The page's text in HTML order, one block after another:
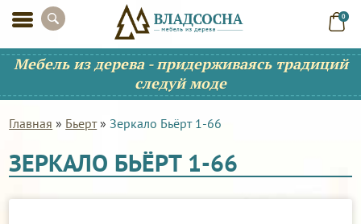
0
Мебель из дерева - придерживаясь традиций
следуй моде
Главная » Бьерт»Зеркало Бьёрт 1-66
ЗЕРКАЛО БЬЁРТ 1-66